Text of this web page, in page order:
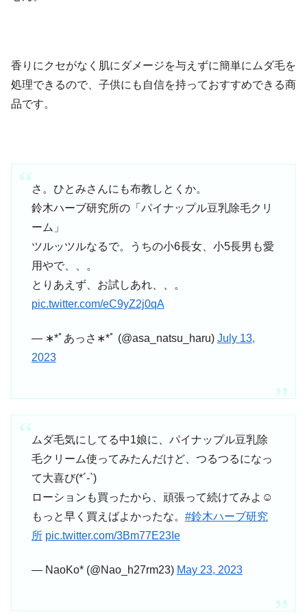
香りにクセがなく肌にダメージを与えずに簡単にムダ毛を
処理できるので、子供にも自信を持っておすすめできる商
品です。
さ。ひとみさんにも布教しとくか。
鈴木ハーブ研究所の「パイナップル豆乳除毛クリ
ーム」
ツルッツルなるで。うちの小6長女、小5長男も愛
用やで、、。
とりあえず、お試しあれ、、。
pic.twitter.com/eC9yZ2j0qA
— ∗*ﾟあっさ∗*ﾟ (@asa_natsu_haru) July 13,
2023
ムダ毛気にしてる中1娘に、パイナップル豆乳除
毛クリーム使ってみたんだけど、つるつるになっ
て大喜び(*´-`)
ローションも買ったから、頑張って続けてみよ☺️
もっと早く買えばよかったな。 #鈴木ハーブ研究
所 pic.twitter.com/3Bm77E23Ie
— NaoKo* (@Nao_h27rm23) May 23, 2023